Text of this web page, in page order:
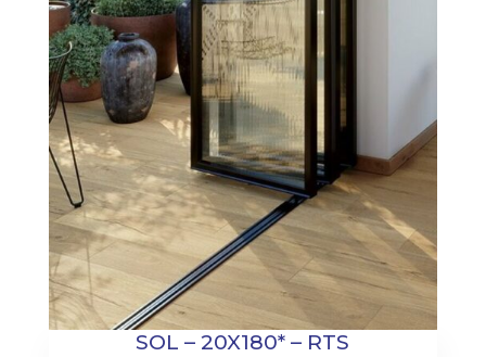
SOL – 20X180* – RTS